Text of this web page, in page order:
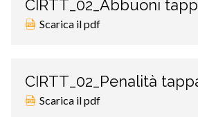
CIRTT_02_Abbuoni
Scarica il pdf
CIRTT_02_Penalità
Scarica il pdf